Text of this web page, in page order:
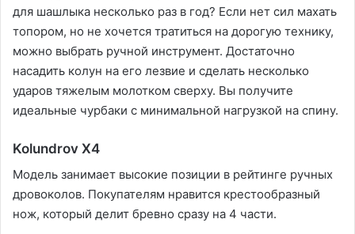
для шашлыка несколько раз в год? Если нет сил махать
топором, но не хочется тратиться на дорогую технику,
можно выбрать ручной инструмент. Достаточно
насадить колун на его лезвие и сделать несколько
ударов тяжелым молотком сверху. Вы получите
идеальные чурбаки с минимальной нагрузкой на спину.
Kolundrov Х4
Модель занимает высокие позиции в рейтинге ручных
дровоколов. Покупателям нравится крестообразный
нож, который делит бревно сразу на 4 части.